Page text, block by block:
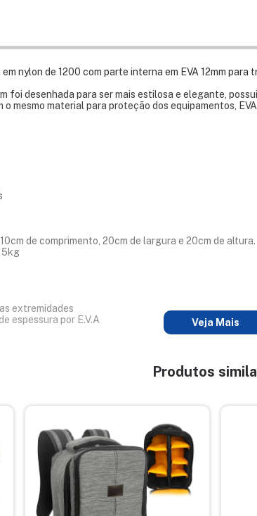
nylon de 1200 com parte interna em EVA 12mm
foi desenhada para ser mais estilosa e elegante,
mesmo material para proteção dos equipamentos, EVA
de comprimento, 20cm de largura e 20cm de altura.
extremidades
espessura por E.V.A
Mescla de 110cm
Veja Mais
Produtos